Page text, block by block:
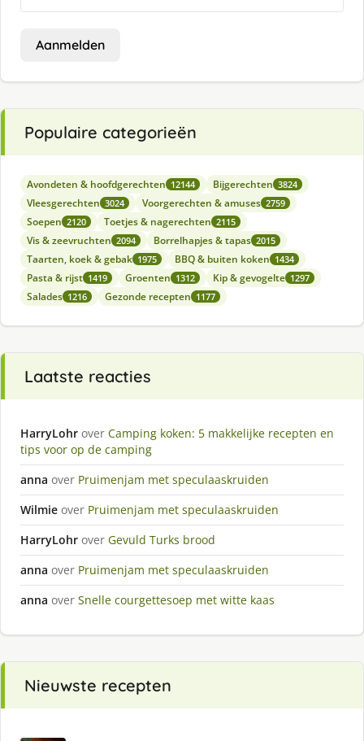
Aanmelden
Populaire categorieën
Avondeten & hoofdgerechten 12144 Bijgerechten 3824
Vleesgerechten 3024 Voorgerechten & amuses 2759
Soepen 2120 Toetjes & nagerechten 2115
Vis & zeevruchten 2094 Borrelhapjes & tapas 2015
Taarten, koek & gebak 1975 BBQ & buiten koken 1434
Pasta & rijst 1419 Groenten 1312 Kip & gevogelte 1297
Salades 1216 Gezonde recepten 1177
Laatste reacties
HarryLohr over Camping koken: 5 makkelijke recepten en
tips voor op de camping
anna over Pruimenjam met speculaaskruiden
Wilmie over Pruimenjam met speculaaskruiden
HarryLohr over Gevuld Turks brood
anna over Pruimenjam met speculaaskruiden
anna over Snelle courgettesoep met witte kaas
Nieuwste recepten